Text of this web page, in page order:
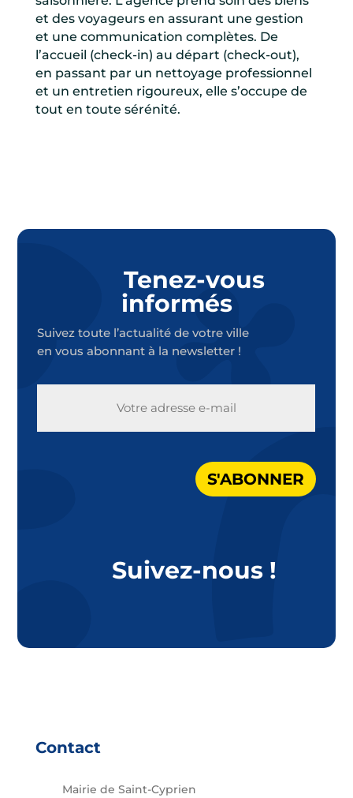
et des voyageurs en assurant une gestion
et une communication complètes. De
l’accueil (check-in) au départ (check-out),
en passant par un nettoyage professionnel
et un entretien rigoureux, elle s’occupe de
tout en toute sérénité.
Tenez-vous
informés
Suivez toute l’actualité de votre ville
en vous abonnant à la newsletter !
S'ABONNER
Suivez-nous !
Contact
Mairie de Saint-Cyprien